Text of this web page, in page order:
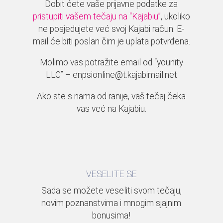
Dobit ćete vaše prijavne podatke za
pristupiti vašem tečaju na “Kajabiu”, ukoliko
ne posjedujete već svoj Kajabi račun. E-
mail će biti poslan čim je uplata potvrđena.
Molimo vas potražite email od “younity
LLC” – enpsionline@t.kajabimail.net
Ako ste s nama od ranije, vaš tečaj čeka
vas već na Kajabiu.
VESELITE SE
Sada se možete veseliti svom tečaju,
novim poznanstvima i mnogim sjajnim
bonusima!